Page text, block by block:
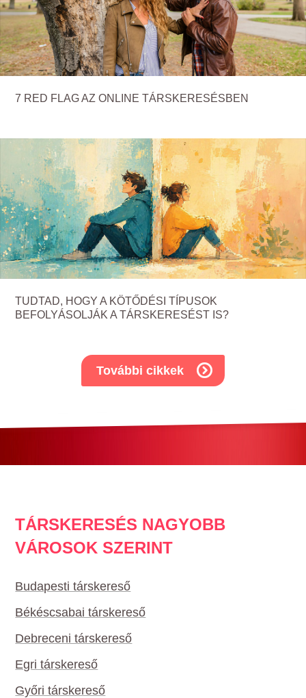
7 RED FLAG AZ ONLINE TÁRSKERESÉSBEN
TUDTAD, HOGY A KÖTŐDÉSI TÍPUSOK
BEFOLYÁSOLJÁK A TÁRSKERESÉST IS?
További cikkek
TÁRSKERESÉS NAGYOBB
VÁROSOK SZERINT
Budapesti társkereső
Békéscsabai társkereső
Debreceni társkereső
Egri társkereső
Győri társkereső